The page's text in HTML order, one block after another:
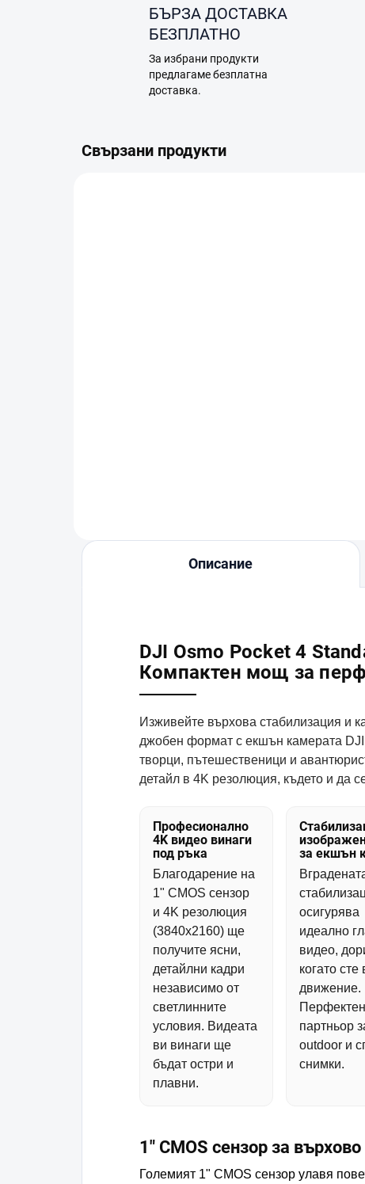
БЪРЗА ДОСТАВКА
БЕЗПЛАТНО
За избрани продукти
предлагаме безплатна
доставка.
Свързани продукти
Описание
DJI Osmo Pocket 4
Компактен мощ за
Изживейте върхова стабилизация и
джобен формат с екшън камерата
творци, пътешественици и
детайл в 4K резолюция, където и да
Професионално
4K видео винаги
под ръка
Благодарение на
1" CMOS сензор
и 4K резолюция
(3840x2160) ще
получите ясни,
детайлни кадри
независимо от
светлинните
условия. Видеата
ви винаги ще
бъдат остри и
плавни.
за екшън
осигурява
идеално
видео,
когато сте
движение.
Перфектен
партньор
outdoor и
снимки.
1" CMOS сензор за
Големият 1" CMOS сензор улавя